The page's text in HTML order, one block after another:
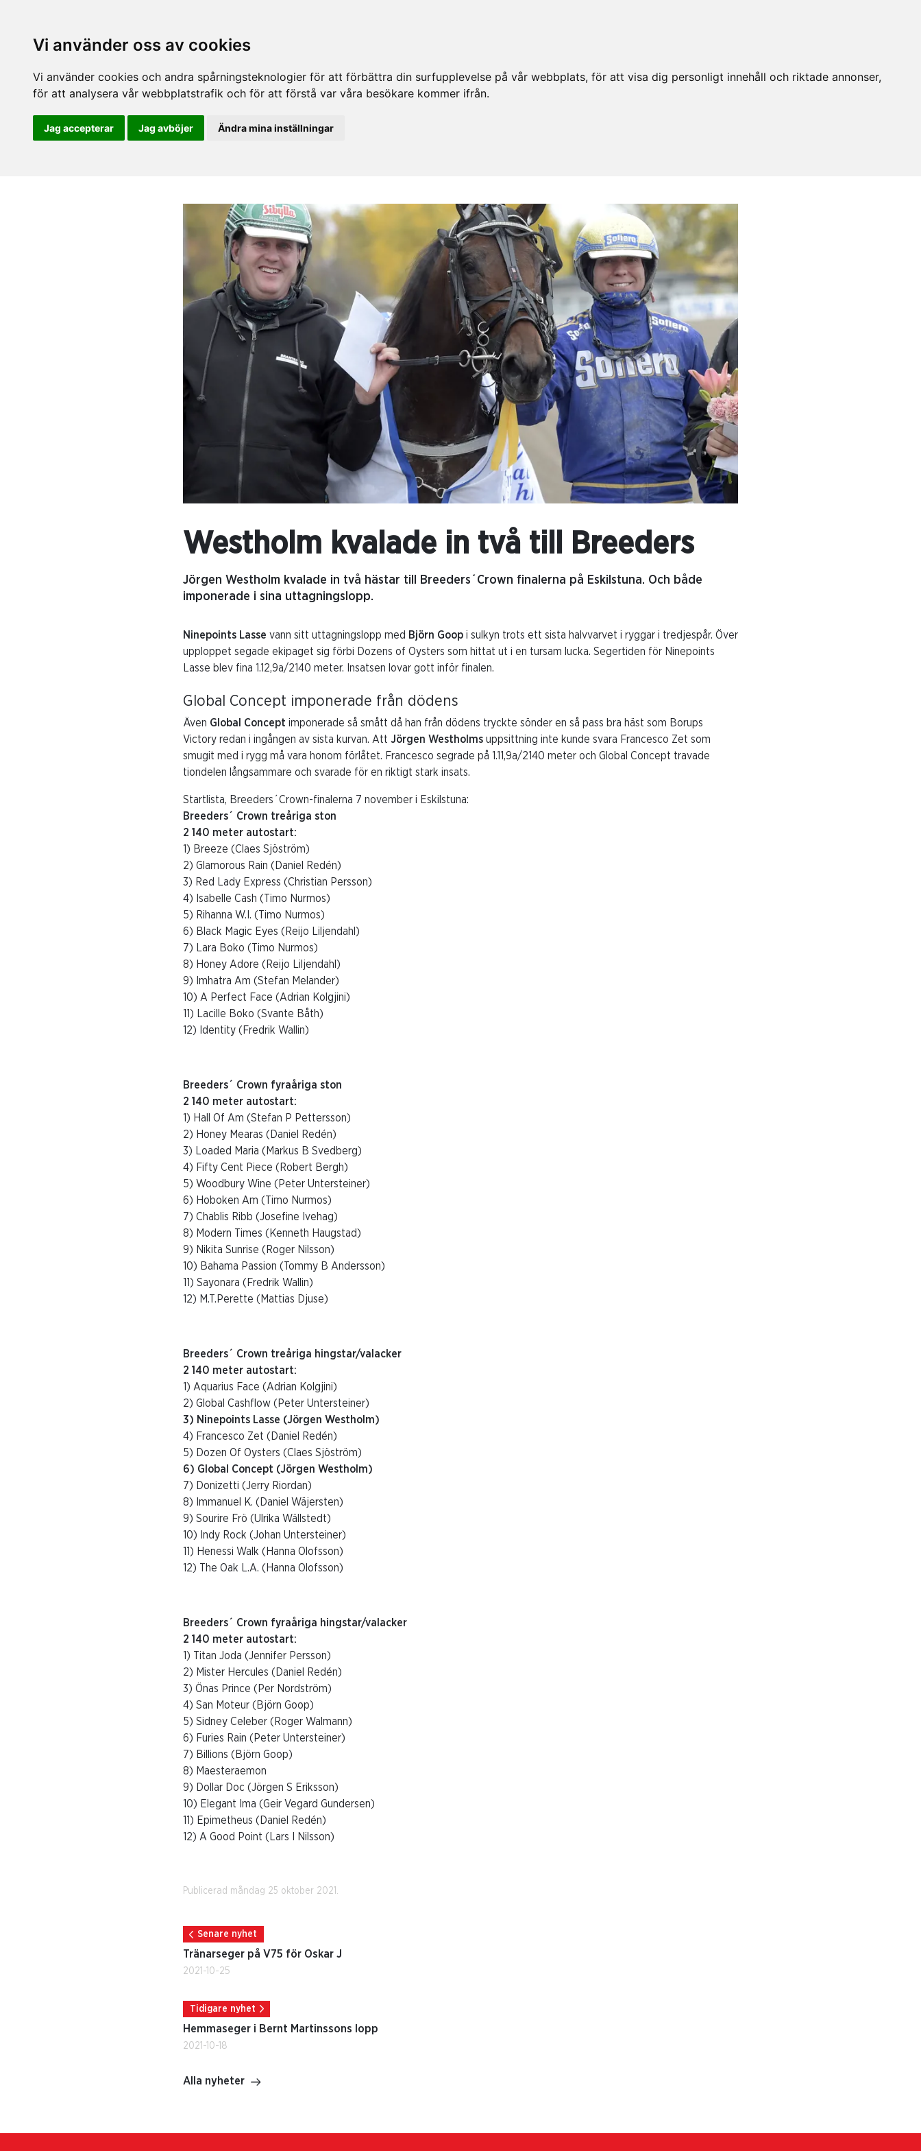
Vi använder oss av cookies
Vi använder cookies och andra spårningsteknologier för att förbättra din surfupplevelse på vår webbplats, för att visa dig personligt innehåll och riktade annonser,
för att analysera vår webbplatstrafik och för att förstå var våra besökare kommer ifrån.
Jag accepterar Jag avböjer Ändra mina inställningar
Westholm kvalade in två till Breeders
Jörgen Westholm kvalade in två hästar till Breeders´Crown finalerna på Eskilstuna. Och både
imponerade i sina uttagningslopp.
Ninepoints Lasse vann sitt uttagningslopp med Björn Goop i sulkyn trots ett sista halvvarvet i ryggar i tredjespår. Över
upploppet segade ekipaget sig förbi Dozens of Oysters som hittat ut i en tursam lucka. Segertiden för Ninepoints
Lasse blev fina 1.12,9a/2140 meter. Insatsen lovar gott inför finalen.
Global Concept imponerade från dödens
Även Global Concept imponerade så smått då han från dödens tryckte sönder en så pass bra häst som Borups
Victory redan i ingången av sista kurvan. Att Jörgen Westholms uppsittning inte kunde svara Francesco Zet som
smugit med i rygg må vara honom förlåtet. Francesco segrade på 1.11,9a/2140 meter och Global Concept travade
tiondelen långsammare och svarade för en riktigt stark insats.
Startlista, Breeders´Crown-finalerna 7 november i Eskilstuna:
Breeders´ Crown treåriga ston
2 140 meter autostart:
1) Breeze (Claes Sjöström)
2) Glamorous Rain (Daniel Redén)
3) Red Lady Express (Christian Persson)
4) Isabelle Cash (Timo Nurmos)
5) Rihanna W.I. (Timo Nurmos)
6) Black Magic Eyes (Reijo Liljendahl)
7) Lara Boko (Timo Nurmos)
8) Honey Adore (Reijo Liljendahl)
9) Imhatra Am (Stefan Melander)
10) A Perfect Face (Adrian Kolgjini)
11) Lacille Boko (Svante Båth)
12) Identity (Fredrik Wallin)
Breeders´ Crown fyraåriga ston
2 140 meter autostart:
1) Hall Of Am (Stefan P Pettersson)
2) Honey Mearas (Daniel Redén)
3) Loaded Maria (Markus B Svedberg)
4) Fifty Cent Piece (Robert Bergh)
5) Woodbury Wine (Peter Untersteiner)
6) Hoboken Am (Timo Nurmos)
7) Chablis Ribb (Josefine Ivehag)
8) Modern Times (Kenneth Haugstad)
9) Nikita Sunrise (Roger Nilsson)
10) Bahama Passion (Tommy B Andersson)
11) Sayonara (Fredrik Wallin)
12) M.T.Perette (Mattias Djuse)
Breeders´ Crown treåriga hingstar/valacker
2 140 meter autostart:
1) Aquarius Face (Adrian Kolgjini)
2) Global Cashflow (Peter Untersteiner)
3) Ninepoints Lasse (Jörgen Westholm)
4) Francesco Zet (Daniel Redén)
5) Dozen Of Oysters (Claes Sjöström)
6) Global Concept (Jörgen Westholm)
7) Donizetti (Jerry Riordan)
8) Immanuel K. (Daniel Wäjersten)
9) Sourire Frö (Ulrika Wällstedt)
10) Indy Rock (Johan Untersteiner)
11) Henessi Walk (Hanna Olofsson)
12) The Oak L.A. (Hanna Olofsson)
Breeders´ Crown fyraåriga hingstar/valacker
2 140 meter autostart:
1) Titan Joda (Jennifer Persson)
2) Mister Hercules (Daniel Redén)
3) Önas Prince (Per Nordström)
4) San Moteur (Björn Goop)
5) Sidney Celeber (Roger Walmann)
6) Furies Rain (Peter Untersteiner)
7) Billions (Björn Goop)
8) Maesteraemon
9) Dollar Doc (Jörgen S Eriksson)
10) Elegant Ima (Geir Vegard Gundersen)
11) Epimetheus (Daniel Redén)
12) A Good Point (Lars I Nilsson)
Publicerad måndag 25 oktober 2021.
Senare nyhet
Tränarseger på V75 för Oskar J
2021-10-25
Tidigare nyhet
Hemmaseger i Bernt Martinssons lopp
2021-10-18
Alla nyheter